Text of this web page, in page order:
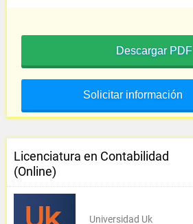
Descargar PDF
Solicitar información
Licenciatura en Contabilidad
(Online)
Universidad Uk